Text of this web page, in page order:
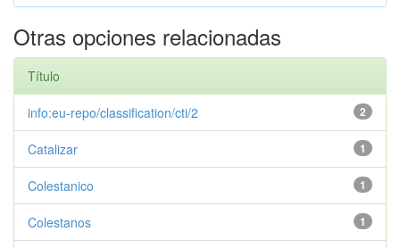
Otras opciones relacionadas
Título
2
info:eu-repo/classification/cti/2
1
Catalizar
1
Colestanico
1
Colestanos